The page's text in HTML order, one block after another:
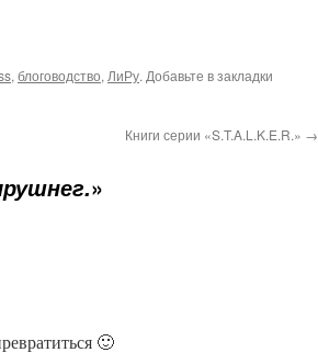
, блоговодство, ЛиРу. Добавьте в закладки
Книги серии «S.T.A.L.K.E.R.» →
»
🙂